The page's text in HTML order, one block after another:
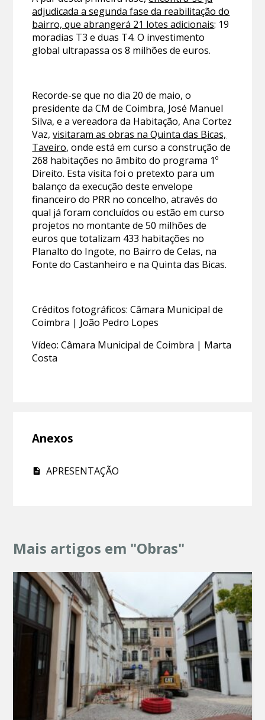
adjudicada a segunda fase da reabilitação do
bairro, que abrangerá 21 lotes adicionais: 19
moradias T3 e duas T4. O investimento
global ultrapassa os 8 milhões de euros.
Recorde-se que no dia 20 de maio, o
presidente da CM de Coimbra, José Manuel
Silva, e a vereadora da Habitação, Ana Cortez
Vaz,visitaram as obras na Quinta das Bicas,
Taveiro, onde está em curso a construção de
268 habitações no âmbito do programa 1º
Direito. Esta visita foi o pretexto para um
balanço da execução deste envelope
financeiro do PRR no concelho, através do
qual já foram concluídos ou estão em curso
projetos no montante de 50 milhões de
euros que totalizam 433 habitações no
Planalto do Ingote, no Bairro de Celas, na
Fonte do Castanheiro e na Quinta das Bicas.
Créditos fotográficos: Câmara Municipal de
Coimbra | João Pedro Lopes
Vídeo: Câmara Municipal de Coimbra | Marta
Costa
Anexos
APRESENTAÇÃO
Mais artigos em "Obras"